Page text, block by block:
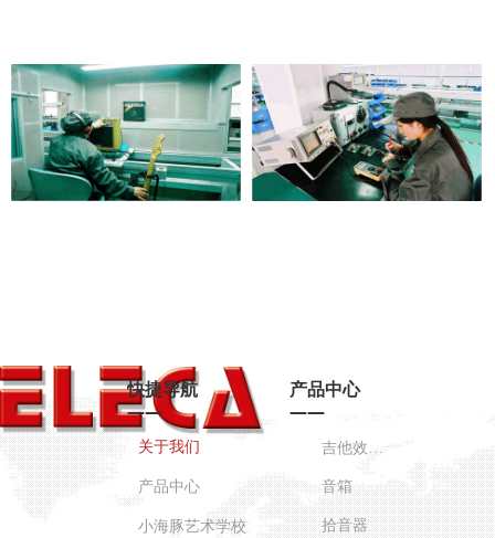
产品中心
——
吉他效果器
音箱
拾音器
快捷导航
——
关于我们
产品中心
小海豚艺术学校